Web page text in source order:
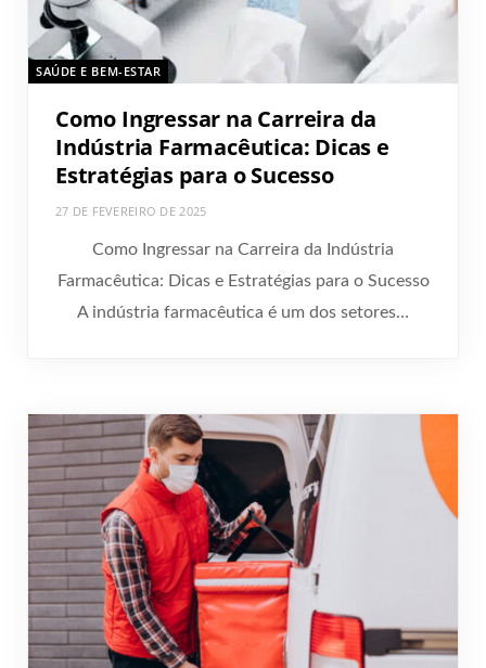
SAÚDE E BEM-ESTAR
Como Ingressar na Carreira da
Indústria Farmacêutica: Dicas e
Estratégias para o Sucesso
27 DE FEVEREIRO DE 2025
Como Ingressar na Carreira da Indústria
Farmacêutica: Dicas e Estratégias para o Sucesso
A indústria farmacêutica é um dos setores…